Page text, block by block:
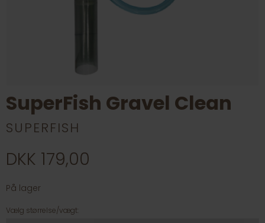
SuperFish Gravel Clean
SUPERFISH
DKK 179,00
På lager
Vælg størrelse/vægt: